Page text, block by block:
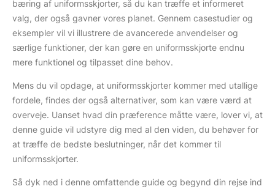
bæring af uniformsskjorter, så du kan træffe et informeret
valg, der også gavner vores planet. Gennem casestudier og
eksempler vil vi illustrere de avancerede anvendelser og
særlige funktioner, der kan gøre en uniformsskjorte endnu
mere funktionel og tilpasset dine behov.
Mens du vil opdage, at uniformsskjorter kommer med utallige
fordele, findes der også alternativer, som kan være værd at
overveje. Uanset hvad din præference måtte være, lover vi, at
denne guide vil udstyre dig med al den viden, du behøver for
at træffe de bedste beslutninger, når det kommer til
uniformsskjorter.
Så dyk ned i denne omfattende guide og begynd din rejse ind